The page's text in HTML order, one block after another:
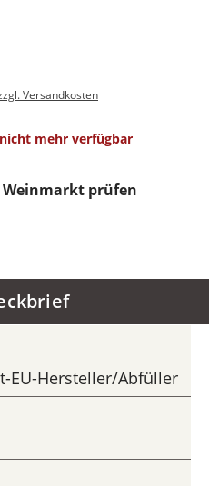
Versandkosten
mehr verfügbar
prüfen
EU-Hersteller/Abfüller